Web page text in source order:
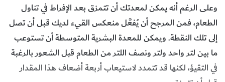
وعلى الرغم أنه يمكن لمعدتك أن تتمزق بعد الإفراط في تناول
الطعام، فمن المرجح أن يُفعَّل منعكس القيء لديك قبل أن تصل
إلى تلك النقطة. ويمكن للمعدة البشرية المتوسطة أن تستوعب
ما بين لتر واحد ولتر ونصف اللتر من الطعام قبل الشعور بالرغبة
في التقيؤ، لكنها قد تتمدد لاستيعاب أربعة أضعاف هذا المقدار